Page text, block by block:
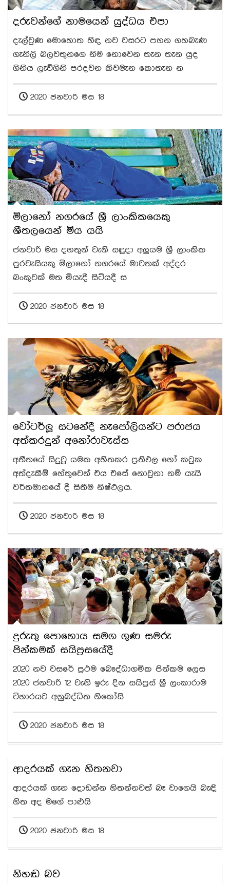
දරුවන්ගේ නාමයෙන් යුද්ධය එපා
දැල්වුණ මොහොත හිඳ නව වසරට පහන ගහබැණ
ගැනිලි බලවතුනගෙ නිම නොවෙන තැන තැන යුද
ගිනිය ලැව්ගිනි පරදවන කිවමැන කොතැන න
2020 ජනවාරි මස 18
මිලානෝ නගරයේ ශ්‍රී ලාංකිකයෙකු
ශීතලයෙන් මිය යයි
ජනවාරි මස දහතුන් වැනි සඳුදා අලුයම ශ්‍රී ලාංකික
පුරවැසියකු මිලානෝ නගරයේ මාවතක් අද්දර
බංකුවක් මත මියැදී සිටියදී ස
2020 ජනවාරි මස 18
වෝටර්ලූ සටනේදී නැපෝලියන්ට පරාජය
අත්කරදුන් අනෝරාවැස්ස
අතීතයේ සිදුවූ යමක අහිතකර ප්‍රතිඵල හෝ කටුක
අත්දැකීම් හේතුවෙන් එය එසේ නොවුනා නම් යැයි
වර්තමානයේ දී සිතීම නිෂ්ඵලය.
2020 ජනවාරි මස 18
දුරුතු පොහොය සමග ගුණ සමරු
පින්කමක් සයිප්‍රසයේදී
2020 නව වසරේ ප්‍රථම බෞද්ධාගමික පින්කම ලෙස
2020 ජනවාරි 12 වැනි ඉරු දින සයිප්‍රස් ශ්‍රී ලංකාරාම
විහාරයට අනුබද්ධිත නිකෝසි
2020 ජනවාරි මස 18
ආදරයක් ගැන හිතනවා
ආදරයක් ගැන දොඩන්න හිතන්නවත් බෑ වාගෙයි බැඳි
හිත අද මගේ පාළුයි
2020 ජනවාරි මස 18
නිහඬ බව